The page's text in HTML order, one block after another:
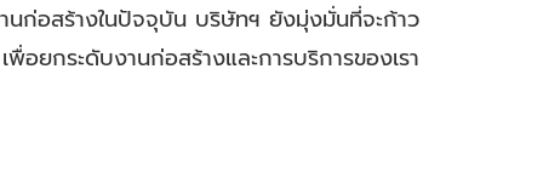
นก่อสร้างในปัจจุบัน บริษัทฯ ยังมุ่งมั่นที่จะก้าว
ยกระดับงานก่อสร้างและการบริการของเรา